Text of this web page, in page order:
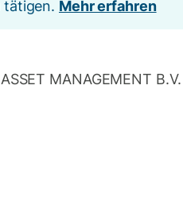
tätigen. Mehr erfahren
MANAGEMENT B.V.